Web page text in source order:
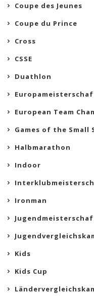
Coupe des Jeunes
Coupe du Prince
Cross
CSSE
Duathlon
European Team
Games of the Small
Halbmarathon
Indoor
Ironman
Kids
Kids Cup